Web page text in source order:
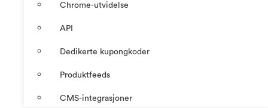
Chrome-utvidelse
API
Dedikerte kupongkoder
Produktfeeds
CMS-integrasjoner